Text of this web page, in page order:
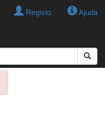
Registo Ajuda